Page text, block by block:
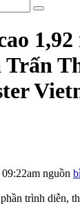
Trấn
nguồn
trình diễn,